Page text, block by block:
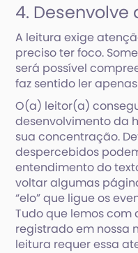
4.
A leitura exige
preciso ter foco.
será possível
faz sentido ler
O(a) leitor(a)
desenvolvimento da
sua concentração.
despercebidos
entendimento do
voltar algumas
“elo” que ligue os
Tudo que lemos
registrado em nossa
leitura requer essa